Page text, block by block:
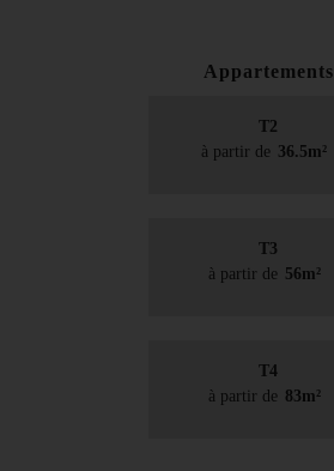
Appartements
T2
à partir de 36.5m²
T3
à partir de 56m²
T4
à partir de 83m²